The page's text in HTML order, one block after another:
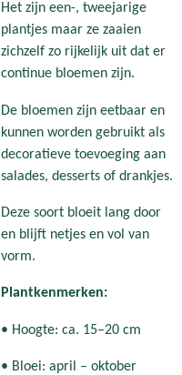
Het zijn een-, tweejarige
plantjes maar ze zaaien
zichzelf zo rijkelijk uit dat er
continue bloemen zijn.
De bloemen zijn eetbaar en
kunnen worden gebruikt als
decoratieve toevoeging aan
salades, desserts of drankjes.
Deze soort bloeit lang door
en blijft netjes en vol van
vorm.
Plantkenmerken:
• Hoogte: ca. 15–20 cm
• Bloei: april – oktober